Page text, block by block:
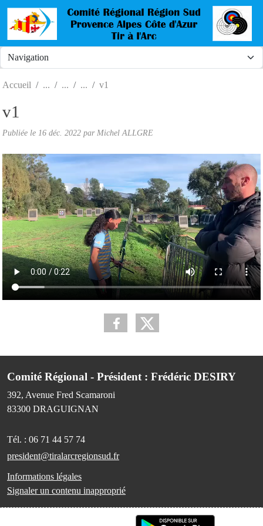
Accueil v1
v1
Publiée le 16 déc. 2022 par Michel ALLGRE
Comité Régional - Président : Frédéric DESIRY
392, Avenue Fred Scamaroni
83300 DRAGUIGNAN
Tél. : 06 71 44 57 74
president@tiralarcregionsud.fr
Informations légales
Signaler un contenu inapproprié
Panneau de gestion des cookies